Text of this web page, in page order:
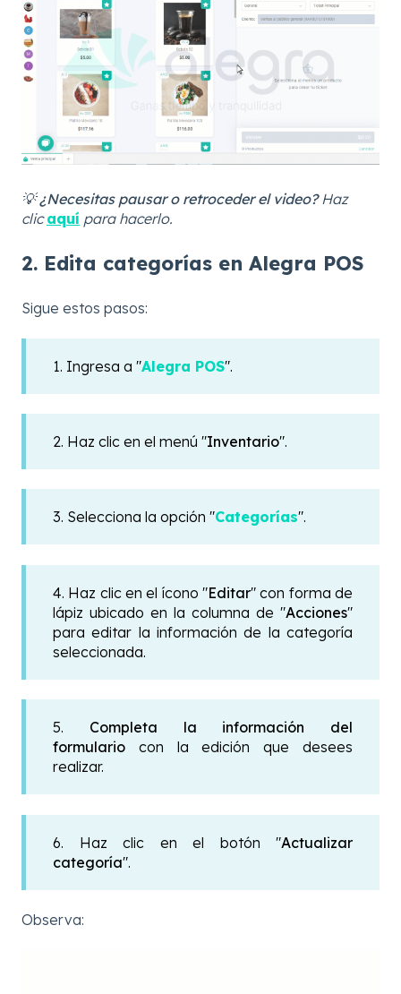
💡¿Necesitas pausar o retroceder el video?Haz
clicaquí para hacerlo.
2. Edita categorías en Alegra POS
Sigue estos pasos:
1. Ingresa a "Alegra POS".
2. Haz clic en el menú "Inventario".
3. Selecciona la opción "Categorías".
4. Haz clic en el ícono "Editar" con forma de
lápiz ubicado en la columna de "Acciones"
para editar la información de la categoría
seleccionada.
5. Completa la información del
formulario con la edición que desees
realizar.
6. Haz clic en el botón "Actualizar
categoría".
Observa: